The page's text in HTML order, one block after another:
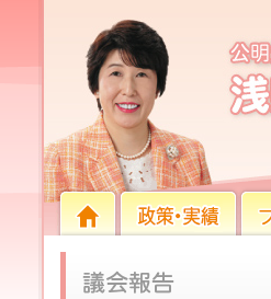
2022年12月市川市議会
HOME
HOME